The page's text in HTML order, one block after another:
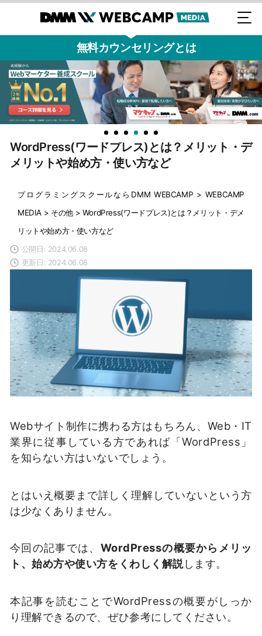
無料カウンセリングとは
WordPress(ワードプレス)とは？メリット・デ
メリットや始め方・使い方など
プログラミングスクールならDMM WEBCAMP > WEBCAMP
MEDIA > その他> WordPress(ワードプレス)とは？メリット・デメ
リットや始め方・使い方など
公開日: 2024.06.08
更新日: 2024.06.08
Webサイト制作に携わる方はもちろん、Web・IT
業界に従事している方であれば「WordPress」
を知らない方はいないでしょう。
とはいえ概要まで詳しく理解していないという方
は少なくありません。
今回の記事では、 WordPressの概要からメリッ
ト、始め方や使い方をくわしく解説します。
本記事を読むことでWordPressの概要がしっか
り理解できるので、ぜひ参考にしてください。